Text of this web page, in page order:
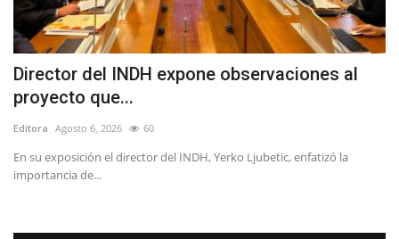
Director del INDH expone observaciones al
proyecto que...
Editora Agosto 6, 2026 60
En su exposición el director del INDH, Yerko Ljubetic, enfatizó la
importancia de...